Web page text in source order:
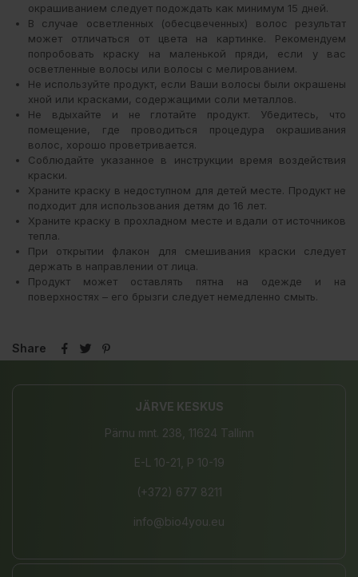
окрашиванием следует подождать как минимум 15 дней.
В случае осветленных (обесцвеченных) волос результат
может отличаться от цвета на картинке. Рекомендуем
попробовать краску на маленькой пряди, если у вас
осветленные волосы или волосы с мелированием.
Не используйте продукт, если Ваши волосы были окрашены
хной или красками, содержащими соли металлов.
Не вдыхайте и не глотайте продукт. Убедитесь, что
помещение, где проводиться процедура окрашивания
волос, хорошо проветривается.
Соблюдайте указанное в инструкции время воздействия
краски.
Храните краску в недоступном для детей месте. Продукт не
подходит для использования детям до 16 лет.
Храните краску в прохладном месте и вдали от источников
тепла.
При открытии флакон для смешивания краски следует
держать в направлении от лица.
Продукт может оставлять пятна на одежде и на
поверхностях – его брызги следует немедленно смыть.
Share
JÄRVE KESKUS
Pärnu mnt. 238, 11624 Tallinn
E-L 10-21, P 10-19
(+372) 677 8211
info@bio4you.eu